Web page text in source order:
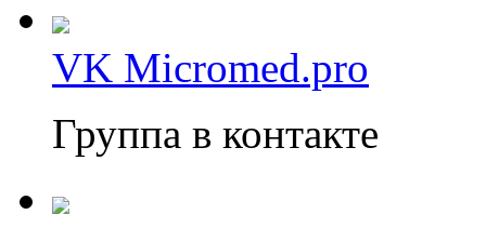
VK Micromed.pro
Группа в контакте